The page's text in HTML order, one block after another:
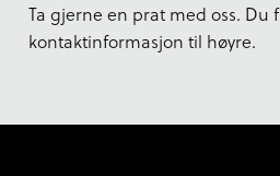
Ta gjerne en prat med oss. Du
kontaktinformasjon til høyre.